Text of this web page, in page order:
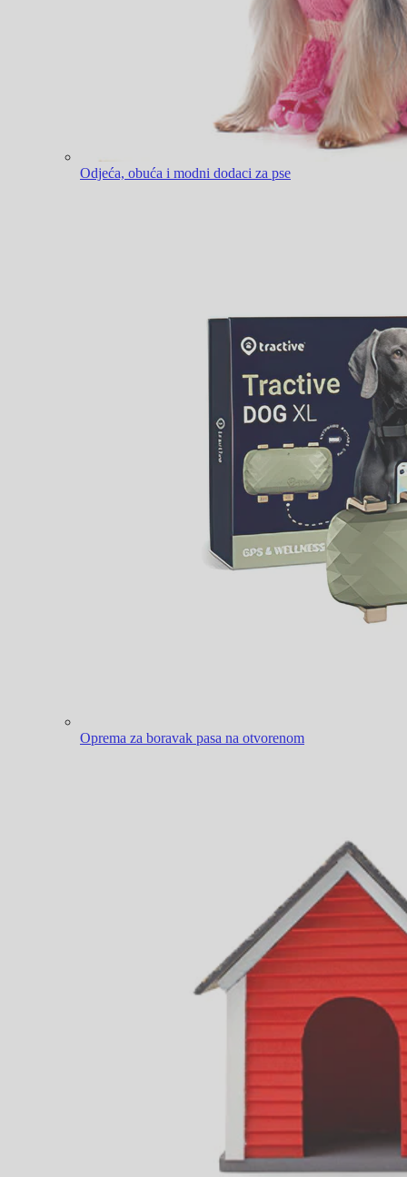
Odjeća, obuća i modni dodaci za pse
Oprema za boravak pasa na otvorenom